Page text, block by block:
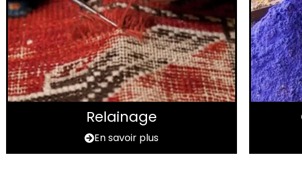
Relainage
En savoir plus